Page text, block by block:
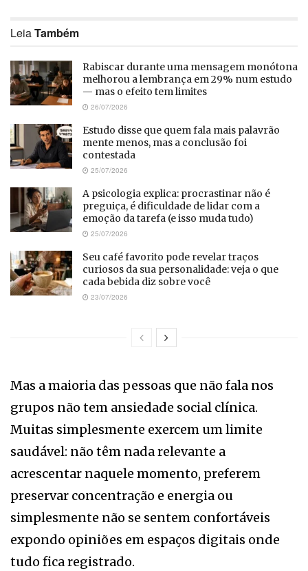
LeiaTambém
Rabiscar durante uma mensagem monótona
melhorou a lembrança em 29% num estudo
— mas o efeito tem limites
26/07/2026
Estudo disse que quem fala mais palavrão
mente menos, mas a conclusão foi
contestada
25/07/2026
A psicologia explica: procrastinar não é
preguiça, é dificuldade de lidar com a
emoção da tarefa (e isso muda tudo)
25/07/2026
Seu café favorito pode revelar traços
curiosos da sua personalidade: veja o que
cada bebida diz sobre você
23/07/2026
Mas a maioria das pessoas que não fala nos
grupos não tem ansiedade social clínica.
Muitas simplesmente exercem um limite
saudável: não têm nada relevante a
acrescentar naquele momento, preferem
preservar concentração e energia ou
simplesmente não se sentem confortáveis
expondo opiniões em espaços digitais onde
tudo fica registrado.